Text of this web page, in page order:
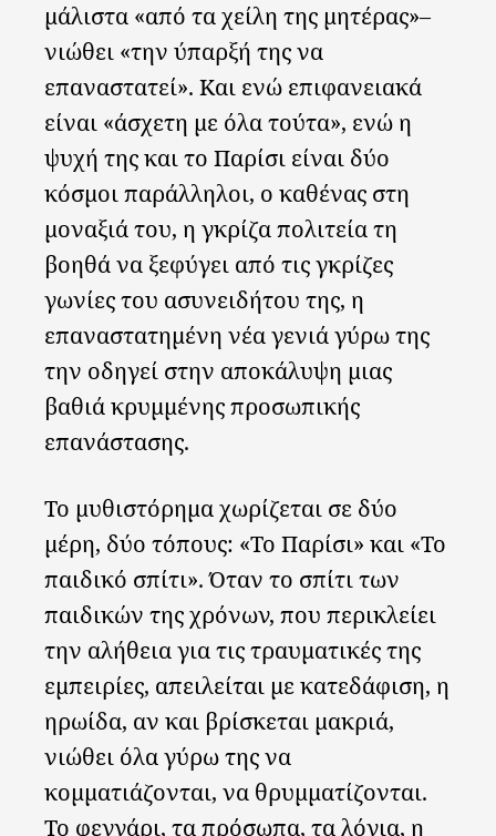
μάλιστα «από τα χείλη της μητέρας»–
νιώθει «την ύπαρξή της να
επαναστατεί». Και ενώ επιφανειακά
είναι «άσχετη με όλα τούτα», ενώ η
ψυχή της και το Παρίσι είναι δύο
κόσμοι παράλληλοι, ο καθένας στη
μοναξιά του, η γκρίζα πολιτεία τη
βοηθά να ξεφύγει από τις γκρίζες
γωνίες του ασυνειδήτου της, η
επαναστατημένη νέα γενιά γύρω της
την οδηγεί στην αποκάλυψη μιας
βαθιά κρυμμένης προσωπικής
επανάστασης.
Το μυθιστόρημα χωρίζεται σε δύο
μέρη, δύο τόπους: «Το Παρίσι» και «Το
παιδικό σπίτι». Όταν το σπίτι των
παιδικών της χρόνων, που περικλείει
την αλήθεια για τις τραυματικές της
εμπειρίες, απειλείται με κατεδάφιση, η
ηρωίδα, αν και βρίσκεται μακριά,
νιώθει όλα γύρω της να
κομματιάζονται, να θρυμματίζονται.
Το φεγγάρι, τα πρόσωπα, τα λόγια, η